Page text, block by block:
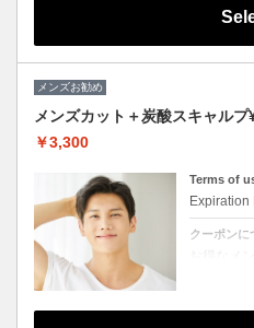
眉毛のお
かな印象
メンズお勧め
メンズカット＋炭酸スキャルプ
￥3,300
Terms of
Expiration
クーポンに